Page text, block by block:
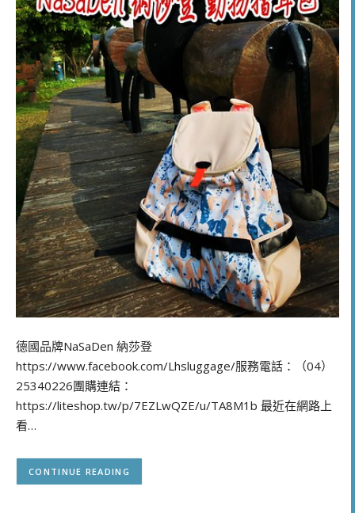
德國品牌NaSaDen 納莎登
https://www.facebook.com/Lhsluggage/服務電話：（04）
25340226團購連結：
https://liteshop.tw/p/7EZLwQZE/u/TA8M1b 最近在網路上
看…
CONTINUE READING